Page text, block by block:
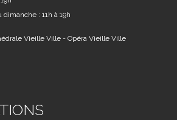
: 11h à 19h
Vieille Ville - Opéra Vieille Ville